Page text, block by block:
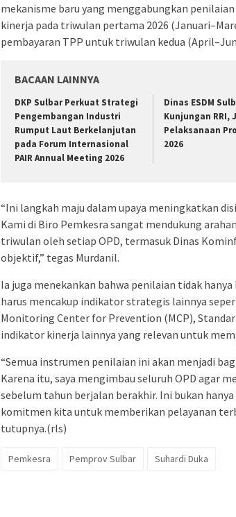
mekanisme baru yang menggabungkan
kinerja pada triwulan pertama 2026
pembayaran TPP untuk triwulan kedua
BACAAN LAINNYA
DKP Sulbar Perkuat Strategi
Pengembangan Industri
Rumput Laut Berkelanjutan
pada Forum Internasional
PAIR Annual Meeting 2026
Dinas ESDM
Kunjungan RRI,
Pelaksanaan
2026
“Ini langkah maju dalam upaya meningkatkan
Kami di Biro Pemkesra sangat mendukung
triwulan oleh setiap OPD, termasuk Dinas
objektif,” tegas Murdanil.
Ia juga menekankan bahwa penilaian tidak
harus mencakup indikator strategis lainnya
Monitoring Center for Prevention (MCP),
indikator kinerja lainnya yang relevan untuk
“Semua instrumen penilaian ini akan menjadi
Karena itu, saya mengimbau seluruh OPD agar
sebelum tahun berjalan berakhir. Ini bukan
komitmen kita untuk memberikan pelayanan
tutupnya.(rls)
Pemkesra Pemprov Sulbar Suhardi Duka